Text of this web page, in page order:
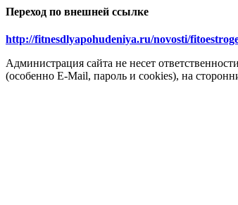
Переход по внешней ссылке
http://fitnesdlyapohudeniya.ru/novosti/
Администрация сайта не несет
(особенно E-Mail, пароль и cookies), на